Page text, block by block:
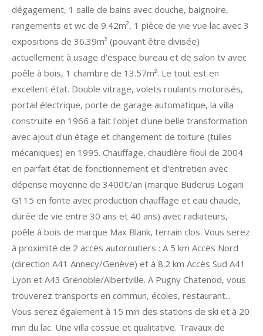
dégagement, 1 salle de bains avec douche, baignoire,
rangements et wc de 9.42m², 1 pièce de vie vue lac avec 3
expositions de 36.39m² (pouvant être divisée)
actuellement à usage d'espace bureau et de salon tv avec
poêle à bois, 1 chambre de 13.57m². Le tout est en
excellent état. Double vitrage, volets roulants motorisés,
portail électrique, porte de garage automatique, la villa
construite en 1966 a fait l'objet d'une belle transformation
avec ajout d'un étage et changement de toiture (tuiles
mécaniques) en 1995. Chauffage, chaudière fioul de 2004
en parfait état de fonctionnement et d'entretien avec
dépense moyenne de 3400€/an (marque Buderus Logani
G115 en fonte avec production chauffage et eau chaude,
durée de vie entre 30 ans et 40 ans) avec radiateurs,
poêle à bois de marque Max Blank, terrain clos. Vous serez
à proximité de 2 accès autoroutiers : A 5 km Accès Nord
(direction A41 Annecy/Genève) et à 8.2 km Accès Sud A41
Lyon et A43 Grenoble/Albertville. A Pugny Chatenod, vous
trouverez transports en commun, écoles, restaurant...
Vous serez également à 15 min des stations de ski et à 20
min du lac. Une villa cossue et qualitative. Travaux de